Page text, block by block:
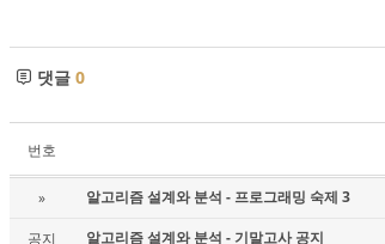
댓글 0
번호
» 알고리즘 설계와 분석 - 프로그래밍 숙제 3
공지 알고리즘 설계와 분석 - 기말고사 공지